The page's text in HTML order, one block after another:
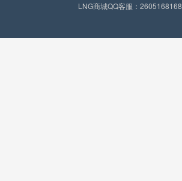
LNG商城QQ客服：2605168168